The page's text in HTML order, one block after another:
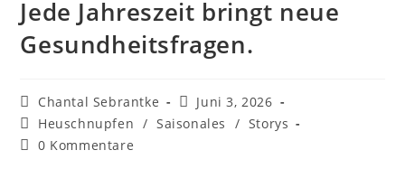
Jede Jahreszeit bringt neue
Gesundheitsfragen.
Beitrags-
Autor:
Chantal Sebrantke
Beitrag
veröffentlicht:
Juni 3, 2026
Beitrags-
Kategorie:
Heuschnupfen / Saisonales / Storys
Beitrags-
0 Kommentare